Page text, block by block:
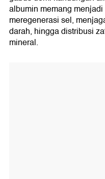
albumin memang
meregenerasi sel,
darah, hingga distribusi
mineral.